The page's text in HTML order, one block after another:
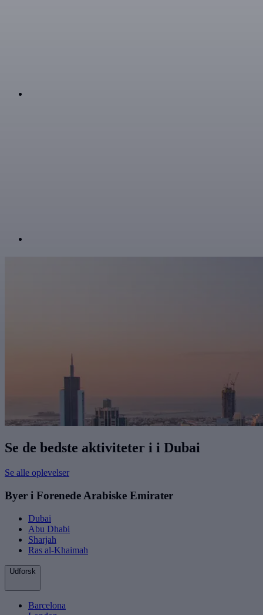
Se de bedste aktiviteter i i Dubai
Se alle oplevelser
Byer i Forenede Arabiske Emirater
Dubai
Abu Dhabi
Sharjah
Ras al-Khaimah
Udforsk
Barcelona